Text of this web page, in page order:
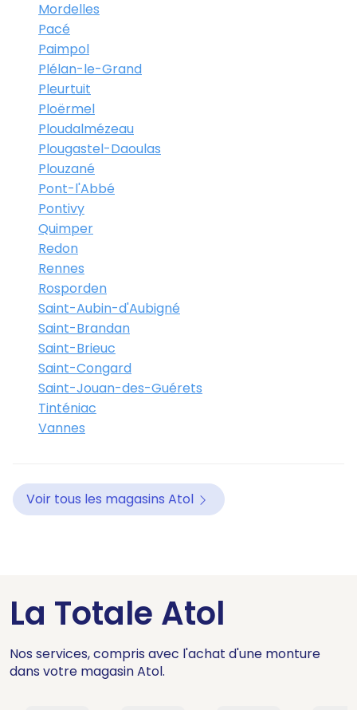
Mordelles
Pacé
Paimpol
Plélan-le-Grand
Pleurtuit
Ploërmel
Ploudalmézeau
Plougastel-Daoulas
Plouzané
Pont-l'Abbé
Pontivy
Quimper
Redon
Rennes
Rosporden
Saint-Aubin-d'Aubigné
Saint-Brandan
Saint-Brieuc
Saint-Congard
Saint-Jouan-des-Guérets
Tinténiac
Vannes
Voir tous les magasins Atol
La Totale Atol
Nos services, compris avec l'achat d'une monture
dans votre magasin Atol.